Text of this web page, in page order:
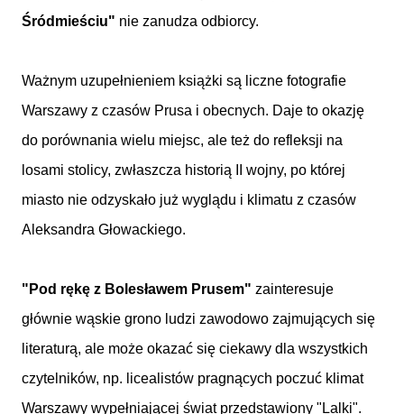
Śródmieściu" nie zanudza odbiorcy.
Ważnym uzupełnieniem książki są liczne fotografie
Warszawy z czasów Prusa i obecnych. Daje to okazję
do porównania wielu miejsc, ale też do refleksji na
losami stolicy, zwłaszcza historią II wojny, po której
miasto nie odzyskało już wyglądu i klimatu z czasów
Aleksandra Głowackiego.
"Pod rękę z Bolesławem Prusem" zainteresuje
głównie wąskie grono ludzi zawodowo zajmujących się
literaturą, ale może okazać się ciekawy dla wszystkich
czytelników, np. licealistów pragnących poczuć klimat
Warszawy wypełniającej świat przedstawiony "Lalki".